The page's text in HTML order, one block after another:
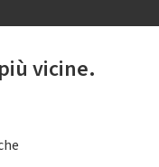
vicine.